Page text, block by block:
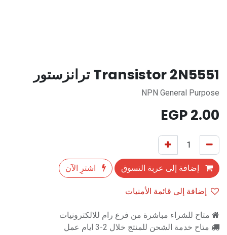
Transistor 2N5551 ترانزستور
NPN General Purpose
2.00
إضافة إلى عربة التسوق
اشترِ الآن
إضافة إلى قائمة الأمنيات
متاح للشراء مباشرة من فرع رام للالكترونيات
متاح خدمة الشحن للمنتج خلال 2-3 ايام عمل